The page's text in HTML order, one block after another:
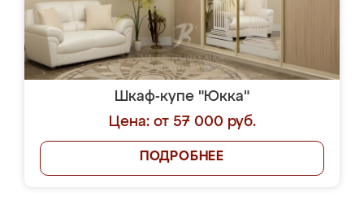
Шкаф-купе "Юкка"
Цена: от 57 000 руб.
ПОДРОБНЕЕ